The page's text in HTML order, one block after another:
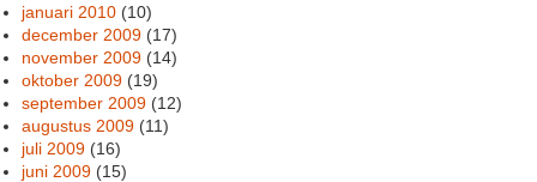
januari 2010 (10)
december 2009 (17)
november 2009 (14)
oktober 2009 (19)
september 2009 (12)
augustus 2009 (11)
juli 2009 (16)
juni 2009 (15)